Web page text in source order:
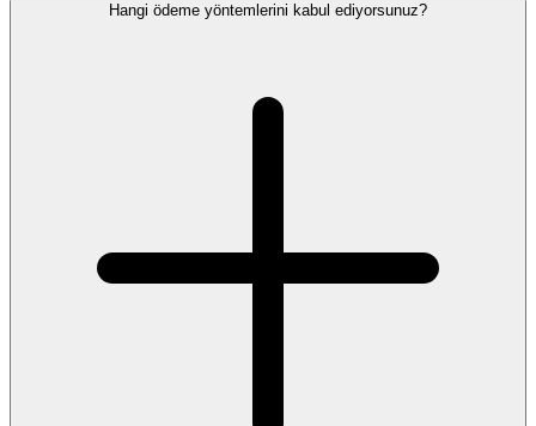
Hangi ödeme yöntemlerini kabul ediyorsunuz?